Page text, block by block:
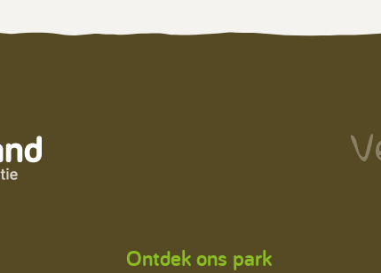
Ontdek ons park